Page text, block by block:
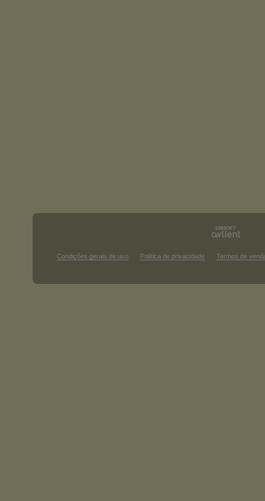
Condições gerais de uso Política de privacidade Termos de